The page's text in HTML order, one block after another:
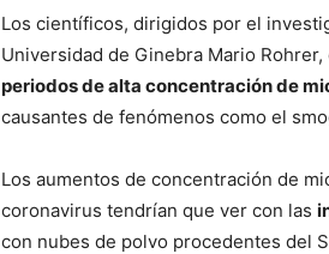
Los científicos, dirigidos por el
Universidad de Ginebra Mario
periodos de alta concentración de
causantes de fenómenos como el
Los aumentos de concentración de
coronavirus tendrían que ver con las
con nubes de polvo procedentes del